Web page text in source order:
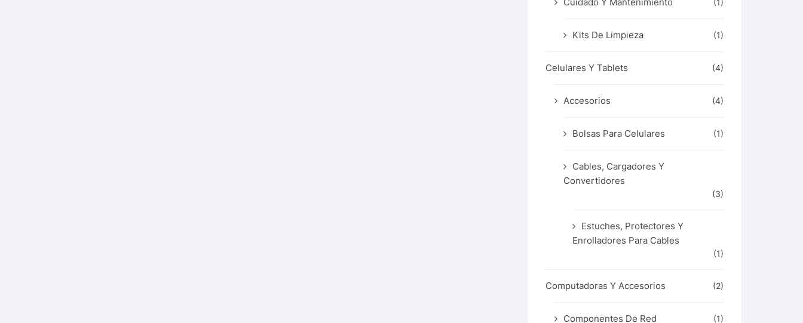
(1)
Kits De Limpieza (1)
Celulares Y Tablets (4)
Accesorios (4)
Bolsas Para Celulares (1)
Cables, Cargadores Y
Convertidores
(3)
Estuches, Protectores Y
Enrolladores Para Cables
(1)
Computadoras Y Accesorios (2)
Componentes De Red (1)